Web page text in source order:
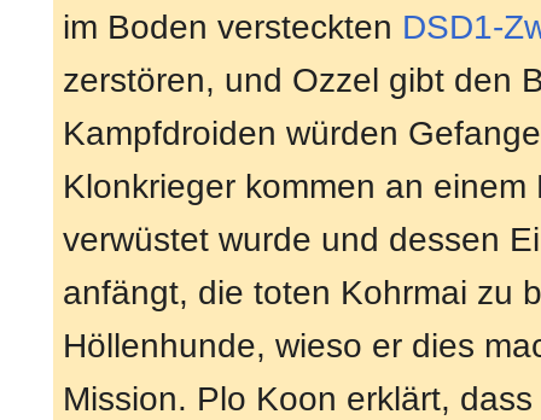
im Boden versteckten DSD1-
zerstören, und Ozzel gibt den
Kampfdroiden würden
Klonkrieger kommen an
verwüstet wurde und dessen
anfängt, die toten Kohrmai zu
Höllenhunde, wieso er dies
Mission. Plo Koon erklärt,